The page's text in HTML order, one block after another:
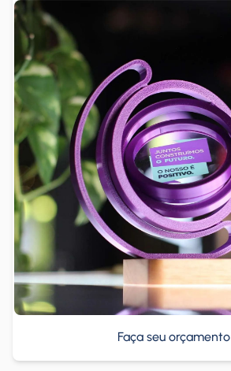
Faça seu orçamento